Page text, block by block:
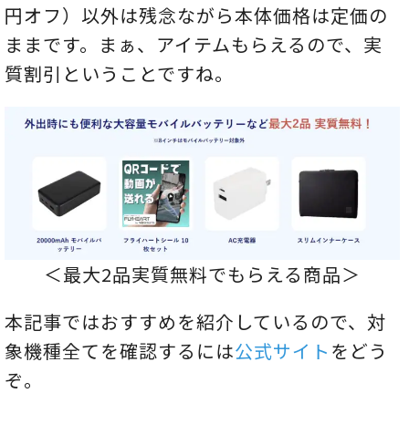
円オフ）以外は残念ながら本体価格は定価の
ままです。まぁ、アイテムもらえるので、実
質割引ということですね。
＜最大2品実質無料でもらえる商品＞
本記事ではおすすめを紹介しているので、対
象機種全てを確認するには公式サイト をどう
ぞ。